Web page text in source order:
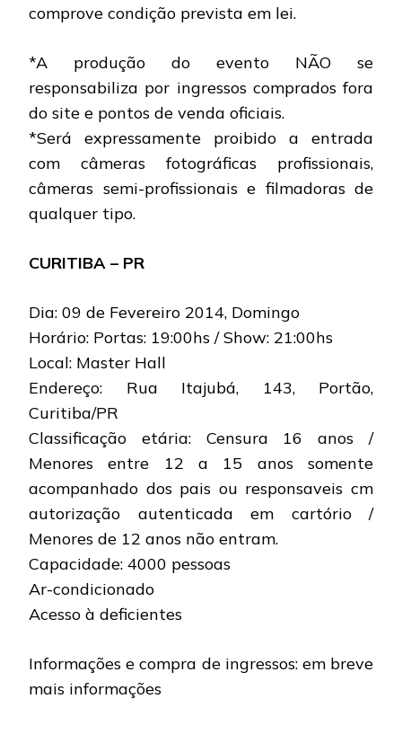
comprove condição prevista em lei.
*A produção do evento NÃO se
responsabiliza por ingressos comprados fora
do site e pontos de venda oficiais.
*Será expressamente proibido a entrada
com câmeras fotográficas profissionais,
câmeras semi-profissionais e filmadoras de
qualquer tipo.
CURITIBA – PR
Dia: 09 de Fevereiro 2014, Domingo
Horário: Portas: 19:00hs / Show: 21:00hs
Local: Master Hall
Endereço: Rua Itajubá, 143, Portão,
Curitiba/PR
Classificação etária: Censura 16 anos /
Menores entre 12 a 15 anos somente
acompanhado dos pais ou responsaveis cm
autorização autenticada em cartório /
Menores de 12 anos não entram.
Capacidade: 4000 pessoas
Ar-condicionado
Acesso à deficientes
Informações e compra de ingressos: em breve
mais informações